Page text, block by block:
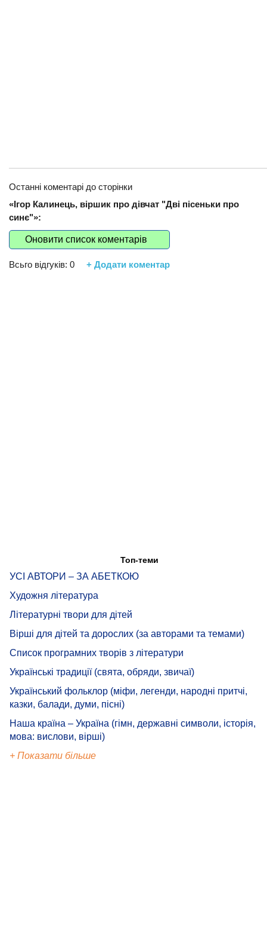
Останні коментарі до сторінки
«Ігор Калинець, віршик про дівчат "Дві пісеньки про
синє"»:
Оновити список коментарів
Всьго відгуків: 0 + Додати коментар
Топ-теми
УСІ АВТОРИ – ЗА АБЕТКОЮ
Художня література
Літературні твори для дітей
Вірші для дітей та дорослих (за авторами та темами)
Список програмних творів з літератури
Українські традиції (свята, обряди, звичаї)
Український фольклор (міфи, легенди, народні притчі,
казки, балади, думи, пісні)
Наша країна – Україна (гімн, державні символи, історія,
мова: вислови, вірші)
+ Показати більше